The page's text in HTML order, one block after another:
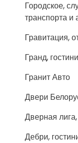
Городское,
транспорта и
Гравитация,
Гранд,
Гранит Авто
Двери
Дверная
Дебри,